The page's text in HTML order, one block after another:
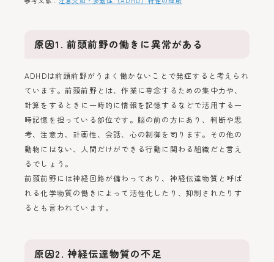
原因1. 前頭前野の働きに異常がある
ADHDは前頭前野がうまく働かないことで発症すると考えられ
ています。前頭前野とは、作業に専念するための集中力や、
計算をするときに一時的に情報を記憶するなどで活用する一
時記憶を担っている部位です。脳の前の方にあり、判断や思
考、注意力、計画性、会話、心の制御を司ります。その他の
動物にはない、人間だけができる行動に関わる組織だと言え
るでしょう。
前頭前野には神経回路が備わっており、神経伝達物質と呼ば
れる化学物質の働きによって活性化したり、抑制されたりす
るとも言われています。
原因2. 神経伝達物質の不足